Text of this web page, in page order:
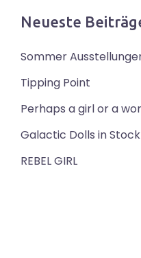
Neueste
Sommer
Tipping Point
Perhaps a girl or a
Galactic Dolls in
REBEL GIRL